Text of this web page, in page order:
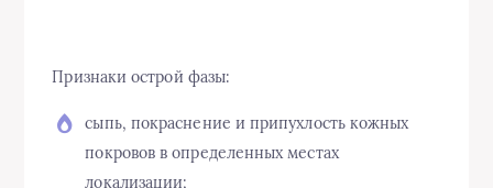
Признаки острой фазы:
сыпь, покраснение и припухлость кожных
покровов в определенных местах
локализации;